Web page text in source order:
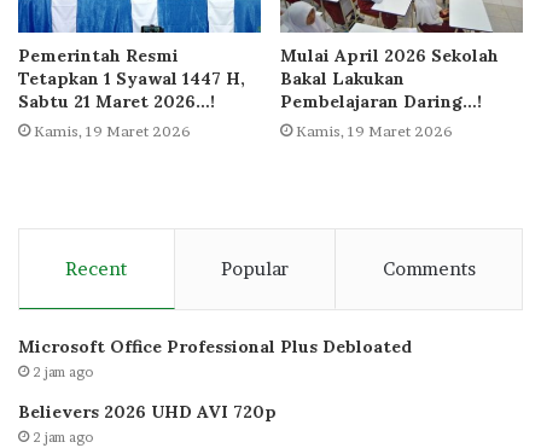
Pemerintah Resmi
Tetapkan 1 Syawal 1447 H,
Sabtu 21 Maret 2026…!
Kamis, 19 Maret 2026
Mulai April 2026 Sekolah
Bakal Lakukan
Pembelajaran Daring…!
Kamis, 19 Maret 2026
Recent Popular Comments
Microsoft Office Professional Plus Debloated
2 jam ago
Believers 2026 UHD AVI 720p
2 jam ago